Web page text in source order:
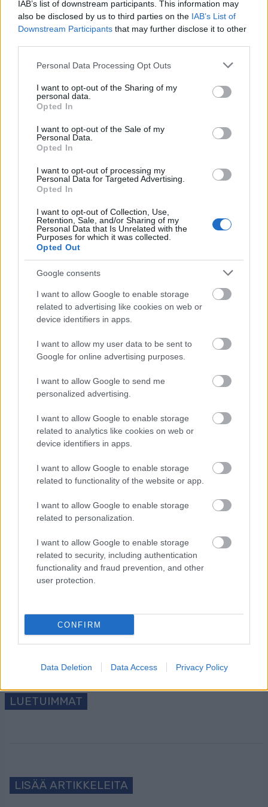
IAB’s list of downstream participants. This information may
also be disclosed by us to third parties on the IAB’s List of
Downstream Participants that may further disclose it to other
Please note that this website/app uses one or more Google
not limited to your visit or usage behaviour. You may click to
grant or deny consent to Google and its third-party tags to
use your data for below specified purposes in below Google
consent section.
Personal Data Processing Opt Outs
I want to opt-out of the Sharing of my
personal data.
Opted In
I want to opt-out of the Sale of my
Personal Data.
Opted In
I want to opt-out of processing my
Personal Data for Targeted Advertising.
Opted In
I want to opt-out of Collection, Use,
Retention, Sale, and/or Sharing of my
Personal Data that Is Unrelated with the
Purposes for which it was collected.
Opted Out
Google consents
I want to allow Google to enable storage
related to advertising like cookies on web or
device identifiers in apps.
I want to allow my user data to be sent to
Google for online advertising purposes.
I want to allow Google to send me
personalized advertising.
I want to allow Google to enable storage
related to analytics like cookies on web or
device identifiers in apps.
I want to allow Google to enable storage
related to functionality of the website or app.
I want to allow Google to enable storage
related to personalization.
I want to allow Google to enable storage
related to security, including authentication
functionality and fraud prevention, and other
user protection.
CONFIRM
Data Deletion Data Access Privacy Policy
–Tutun ihmisen kanssa on aina helppo tehdä
töitä. Meillä on hyvä keskusteluyhteys. Kaikki
on pelannut hyvin, mitään valittamista ei ole,
Saarinen sanoo tyytyväisenä
Kilpailukautensa hollolalainen avaa
maailmancupien ja Tour de Skin osalta hän ei
sen kummemmin tilannettaan pähkäile.
– Aion hiihtää niitä kisoja, joita pääsen
hiihtämään, Saarinen sanoo Suomen naisten
– Heidi Lehikoinen
Tilaa uutiskirjeemme
LUETUIMMAT
LISÄÄ ARTIKKELEITA